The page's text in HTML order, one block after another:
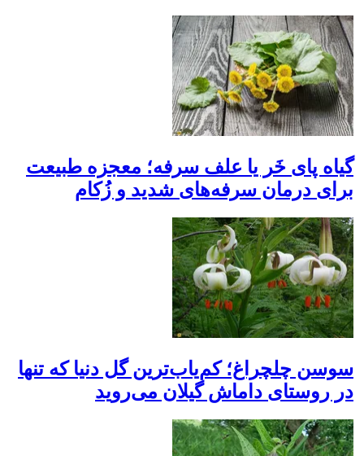
گیاه پای خَر یا علف سرفه؛ معجزه طبیعت
برای درمان سرفه‌های شدید و زُکام
سوسن چلچراغ؛ کم‌یاب‌ترین گل دنیا که تنها
در روستای داماش گیلان می‌روید